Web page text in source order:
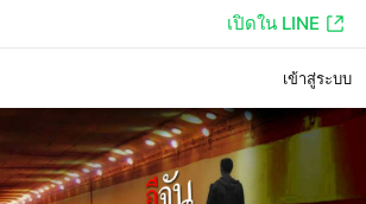
เปิดใน LINE
เข้าสู่ระบบ